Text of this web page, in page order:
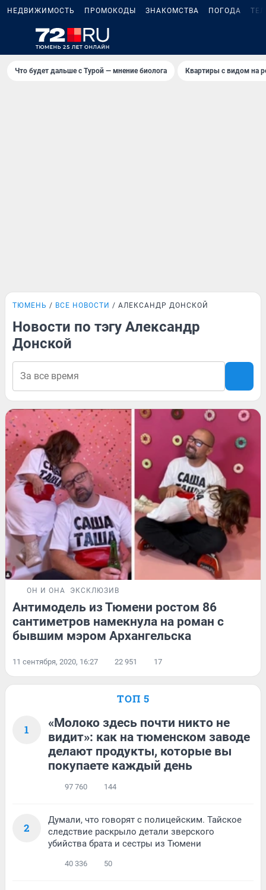
НЕДВИЖИМОСТЬ ПРОМОКОДЫ ЗНАКОМСТВА ПОГОДА
Что будет дальше с Турой — мнение биолога Квартиры с видом на
ТЮМЕНЬ ВСЕ НОВОСТИ АЛЕКСАНДР ДОНСКОЙ
Новости по тэгу Александр
Донской
ОН И ОНА ЭКСКЛЮЗИВ
Антимодель из Тюмени ростом 86
сантиметров намекнула на роман с
бывшим мэром Архангельска
11 сентября, 2020, 16:27 22 951 17
ТОП 5
1
«Молоко здесь почти никто не
видит»: как на тюменском заводе
делают продукты, которые вы
покупаете каждый день
97 760 144
2
Думали, что говорят с полицейским. Тайское
следствие раскрыло детали зверского
убийства брата и сестры из Тюмени
40 336 50